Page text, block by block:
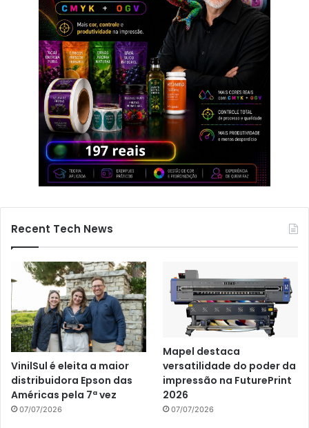
Recent Tech News
VinilSul é eleita a maior
distribuidora Epson das
Américas pela 7ª vez
07/07/2026
Mapel destaca
versatilidade do poder da
impressão na FuturePrint
2026
07/07/2026